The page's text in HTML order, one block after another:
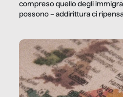
compreso quello degli
possono – addirittura ci